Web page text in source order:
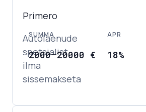
Primero
Autolaenude
spetsialist
ilma
sissemakseta
SUMMA
2000–20000 €
APR
18%